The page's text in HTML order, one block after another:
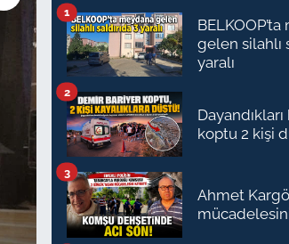
gelen silahlı
yaralı
1
koptu 2 kişi
2
Ahmet
3